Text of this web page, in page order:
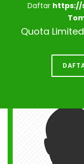
Daftar https://
Quota